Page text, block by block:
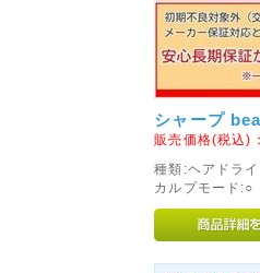
き、お手続きくださいませ。
<重要>Windows XP のサポ
Windows XP のサポートとセ
2014年4月8日(米国時間)以降
けることは、PCの脆弱性を解
キュリティ上、危険な状態にな
最新環境への移行をご検討くだ
シャープ
販売価格(税込)
種類:ヘアド
カルプモード